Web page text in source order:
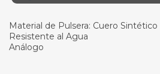
Material de Pulsera: Cuero Sintético
Resistente al Agua
Análogo